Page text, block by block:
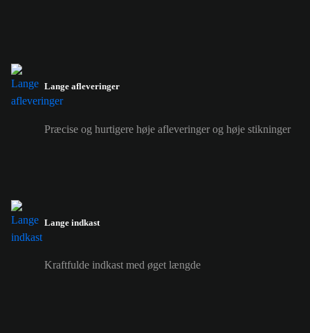
Lange afleveringer
Præcise og hurtigere høje afleveringer og høje stikninger
Lange indkast
Kraftfulde indkast med øget længde